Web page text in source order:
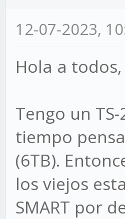
12-07-2023,
Hola a todos,
Tengo un
tiempo
(6TB).
los viejos
SMART por